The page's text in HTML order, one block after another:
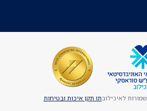
תו תקן איכות ובטיחות